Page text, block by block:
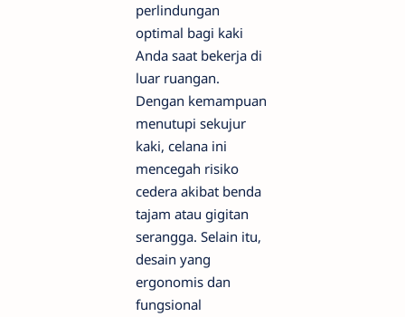
perlindungan
optimal bagi kaki
Anda saat bekerja di
luar ruangan.
Dengan kemampuan
menutupi sekujur
kaki, celana ini
mencegah risiko
cedera akibat benda
tajam atau gigitan
serangga. Selain itu,
desain yang
ergonomis dan
fungsional